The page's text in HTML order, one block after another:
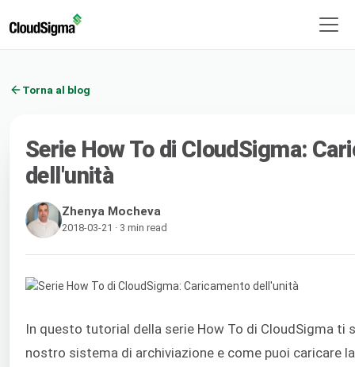
Torna al blog
Serie How To di CloudSigma:
dell'unità
Zhenya Mocheva
2018-03-21 · 3 min read
In questo tutorial della serie How To di CloudSigma ti
nostro sistema di archiviazione e come puoi caricare